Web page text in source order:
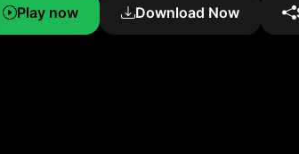
Play now Download Now